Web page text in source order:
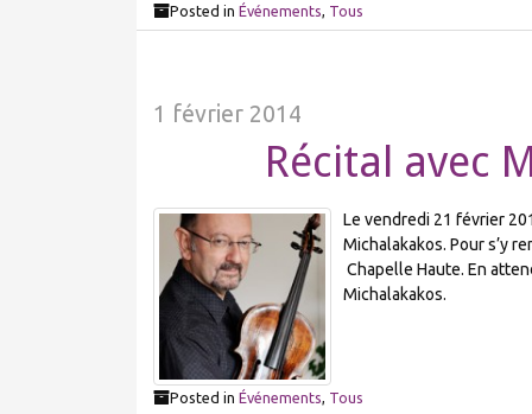
Posted in Événements Tous
1 février 2014
Récital avec
Le vendredi 21 février
Michalakakos. Pour s’y
Chapelle Haute. En
Michalakakos.
Posted in Événements Tous